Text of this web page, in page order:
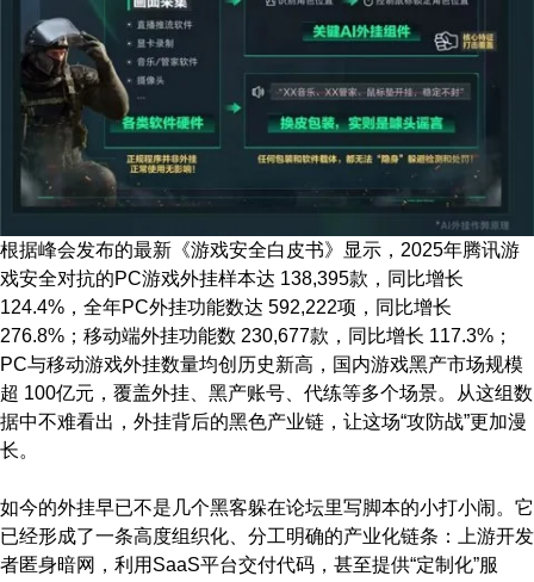
根据峰会发布的最新《游戏安全白皮书》显示，2025年腾讯游
戏安全对抗的PC游戏外挂样本达 138,395款，同比增长
124.4%，全年PC外挂功能数达 592,222项，同比增长
276.8%；移动端外挂功能数 230,677款，同比增长 117.3%；
PC与移动游戏外挂数量均创历史新高，国内游戏黑产市场规模
超 100亿元，覆盖外挂、黑产账号、代练等多个场景。从这组数
据中不难看出，外挂背后的黑色产业链，让这场“攻防战”更加漫
长。
如今的外挂早已不是几个黑客躲在论坛里写脚本的小打小闹。它
已经形成了一条高度组织化、分工明确的产业化链条：上游开发
者匿身暗网，利用SaaS平台交付代码，甚至提供“定制化”服